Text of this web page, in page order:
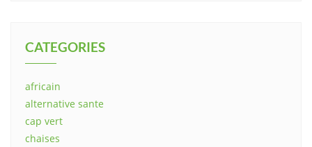
CATEGORIES
africain
alternative sante
cap vert
chaises